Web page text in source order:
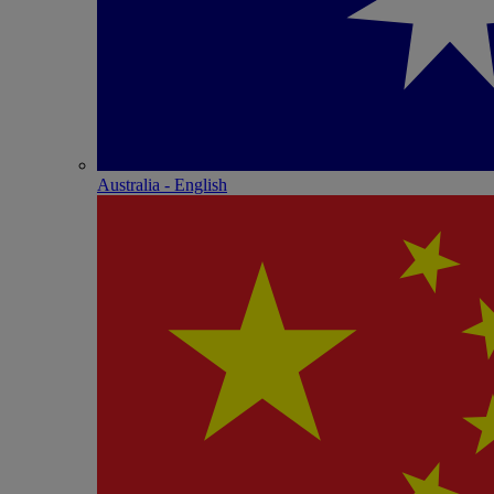
Australia - English